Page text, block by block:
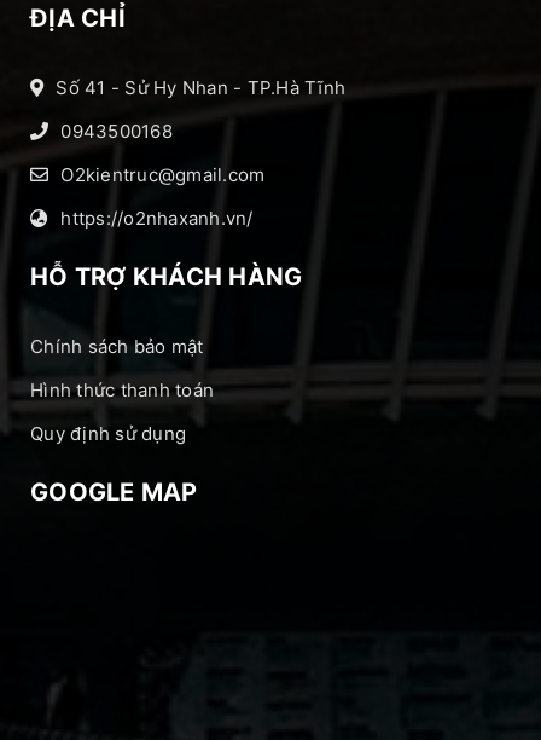
ĐỊA CHỈ
Số 41 - Sử Hy Nhan - TP.Hà Tĩnh
0943500168
O2kientruc@gmail.com
https://o2nhaxanh.vn/
HỖ TRỢ KHÁCH HÀNG
Chính sách bảo mật
Hình thức thanh toán
Quy định sử dụng
GOOGLE MAP